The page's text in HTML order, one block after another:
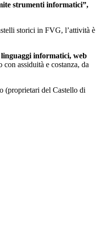
strumenti informatici”,
storici in FVG, l’attività è
informatici, web
assiduità e costanza, da
(proprietari del Castello di